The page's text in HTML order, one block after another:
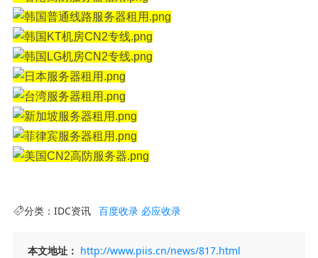
分类： IDC资讯 百度收录 必应收录
本文地址： http://www.piis.cn/news/817.html